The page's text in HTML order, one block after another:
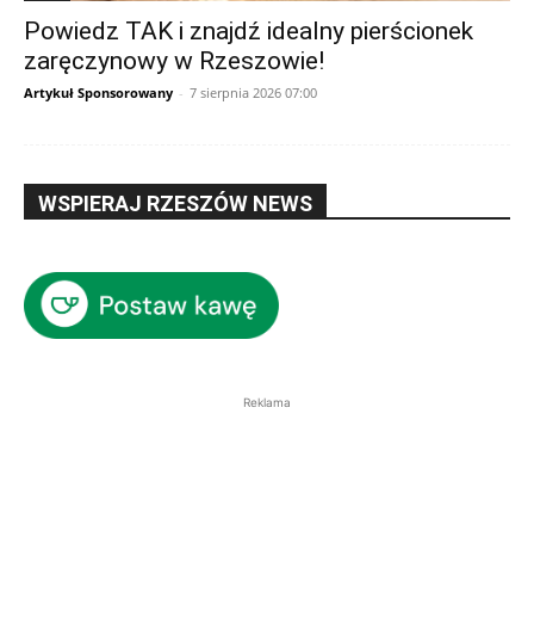
Powiedz TAK i znajdź idealny pierścionek
zaręczynowy w Rzeszowie!
Artykuł Sponsorowany - 7 sierpnia 2026 07:00
WSPIERAJ RZESZÓW NEWS
Reklama